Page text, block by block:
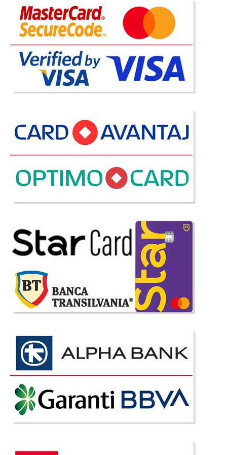
Pat de Lux Tapitat
Paturi de Lux Tapitate | Marsilya Patul Marsilya combina cu eleganta
linia dormitoarelor moderne in alb si negru cu utilitatea si economia de
spatiu. Structura metalica a patului il face practic indestructibil iar
sistemul de ridicare a salt..
Compara
Pret2.720 Lei
Stoc Epuizat - Indisponibil
Pat Dormitor Cubina
Paturi Dormitor Cubina Cubina este un pat pentru dormitoare moderne
si poate fi comandat pentru dimensiuni saltea: 140 x 200 cm | 160 x 200
cm | 180 x 200 cm, poate fi considerat o piesa de rezistenta in
amenajarea dormitoarelor moderne. Pretul accesi..
Pret 1.620 Lei
Stoc Epuizat - Indisponibil
Adauga la Favorite
-2%